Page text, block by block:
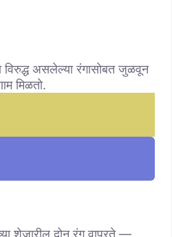
असलेल्या रंगासोबत जुळवून
मिळतो.
शेजारील दोन रंग वापरते —